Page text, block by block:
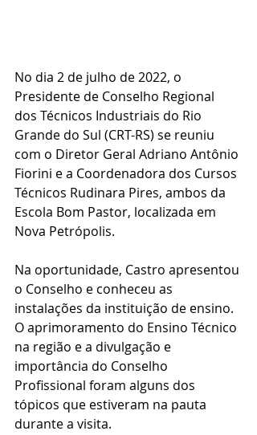
No dia 2 de julho de 2022, o
Presidente de Conselho Regional
dos Técnicos Industriais do Rio
Grande do Sul (CRT-RS) se reuniu
com o Diretor Geral Adriano Antônio
Fiorini e a Coordenadora dos Cursos
Técnicos Rudinara Pires, ambos da
Escola Bom Pastor, localizada em
Nova Petrópolis.
Na oportunidade, Castro apresentou
o Conselho e conheceu as
instalações da instituição de ensino.
O aprimoramento do Ensino Técnico
na região e a divulgação e
importância do Conselho
Profissional foram alguns dos
tópicos que estiveram na pauta
durante a visita.